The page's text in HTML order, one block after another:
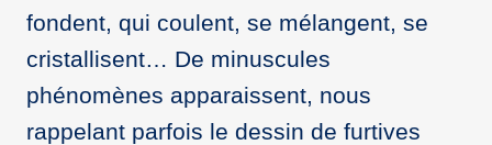
fondent, qui coulent, se mélangent, se
cristallisent… De minuscules
phénomènes apparaissent, nous
rappelant parfois le dessin de furtives